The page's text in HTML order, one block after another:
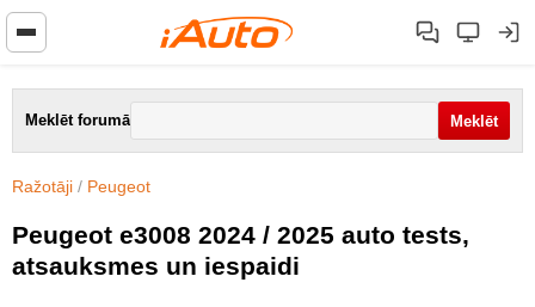
Meklēt forumā
Ražotāji / Peugeot
Peugeot e3008 2024 / 2025 auto tests,
atsauksmes un iespaidi